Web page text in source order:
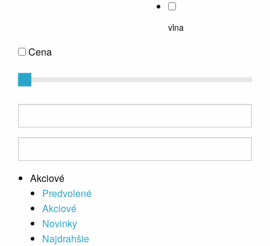
vlna
Cena
Akciové
Predvolené
Akciové
Novinky
Najdrahšie